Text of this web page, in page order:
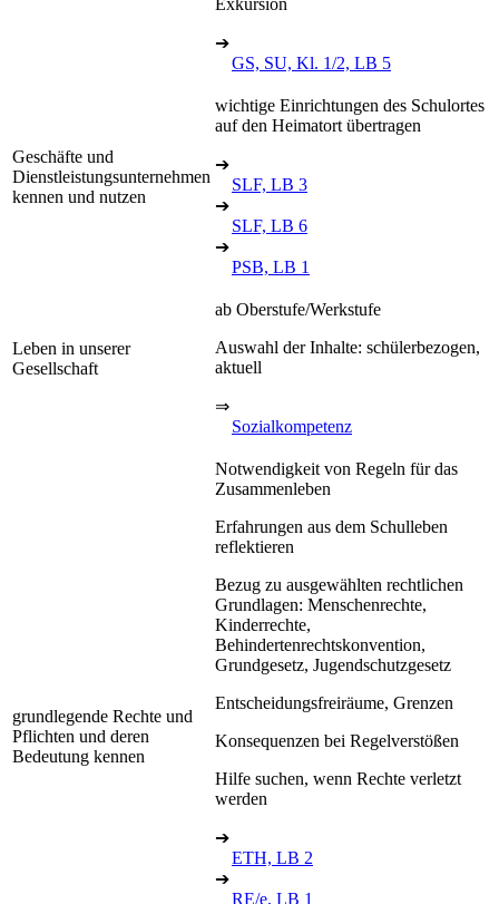
➔
GS, SU, Kl. 1/2, LB 5
Geschäfte und
Dienstleistungsunternehmen
kennen und nutzen
wichtige Einrichtungen des Schulortes
auf den Heimatort übertragen
➔
SLF, LB 3
➔
SLF, LB 6
➔
PSB, LB 1
Leben in unserer
Gesellschaft
ab Oberstufe/Werkstufe
Auswahl der Inhalte: schülerbezogen,
aktuell
⇒
Sozialkompetenz
grundlegende Rechte und
Pflichten und deren
Bedeutung kennen
Notwendigkeit von Regeln für das
Zusammenleben
Erfahrungen aus dem Schulleben
reflektieren
Bezug zu ausgewählten rechtlichen
Grundlagen: Menschenrechte,
Kinderrechte,
Behindertenrechtskonvention,
Grundgesetz, Jugendschutzgesetz
Entscheidungsfreiräume, Grenzen
Konsequenzen bei Regelverstößen
Hilfe suchen, wenn Rechte verletzt
werden
➔
ETH, LB 2
➔
RE/e, LB 1